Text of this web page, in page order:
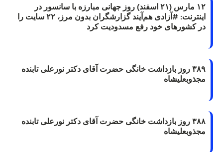
۱۲ مارس (۲۱ اسفند) روز جهانی مبارزه با سانسور در
اینترنت: #آزادی هم‌آیند گزارشگران‌ بدون مرز، ۲۲ سایت را
در کشورهای خود رفع مسدودیت کرد
۳۸۹ روز بازداشت خانگی حضرت آقای دکتر نورعلی تابنده
مجذوبعلیشاه
۳۸۸ روز بازداشت خانگی حضرت آقای دکتر نورعلی تابنده
مجذوبعلیشاه